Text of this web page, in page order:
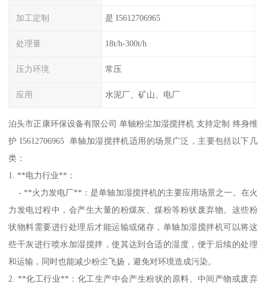
加工定制 是 I5612706965
处理量 18t/h-300t/h
压力环境 常压
应用 水泥厂、矿山、电厂
泊头市正康环保设备有限公司 单轴粉尘加湿搅拌机 支持定制 终身维
护 I5612706965 单轴加湿搅拌机适用的场景广泛，主要包括以下几
类：
1. **电力行业**：
- **火力发电厂**：是单轴加湿搅拌机的主要应用场景之一。在火
力发电过程中，会产生大量的粉煤灰、煤粉等粉状废弃物。这些粉
状物料需要进行处理后才能运输或储存，单轴加湿搅拌机可以将这
些干灰进行喷水加湿搅拌，使其达到合适的湿度，便于后续的处理
和运输，同时也能减少粉尘飞扬，避免对环境造成污染。
2. **化工行业**：化工生产中会产生粉状的原料、中间产物或废弃